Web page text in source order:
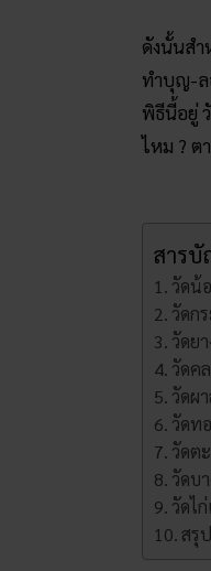
ดังนั้นสำ
ทำบุญ-ล
พิธีนี้อยู่
ไหม ? ต
สาร
วัดน้
วัดก
วัดยา
วัดค
วัดผ
วัดท
วัดต
วัดบ
วัดไ
สรุป